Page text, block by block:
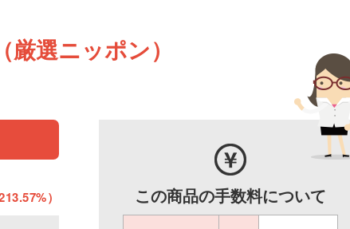
選ニッポン）
）
この商品の手数料について